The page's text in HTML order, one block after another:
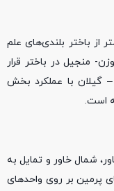
درازای مجموع حدود ۱۷۸ کیلومتر از باختر بلندی‌­های علم
منجیل در باختر قرار
مازندران – گیلان با عملکرد بخش
است.
شمال خاور و تمایل به
بر روی واحدهای